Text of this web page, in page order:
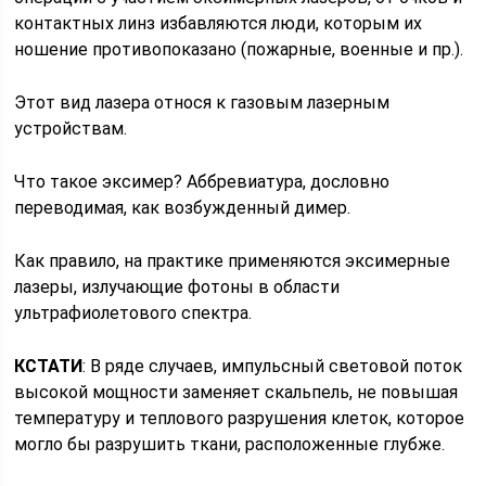
контактных линз избавляются люди, которым их
ношение противопоказано (пожарные, военные и пр.).
Этот вид лазера относя к газовым лазерным
устройствам.
Что такое эксимер? Аббревиатура, дословно
переводимая, как возбужденный димер.
Как правило, на практике применяются эксимерные
лазеры, излучающие фотоны в области
ультрафиолетового спектра.
КСТАТИ: В ряде случаев, импульсный световой поток
высокой мощности заменяет скальпель, не повышая
температуру и теплового разрушения клеток, которое
могло бы разрушить ткани, расположенные глубже.